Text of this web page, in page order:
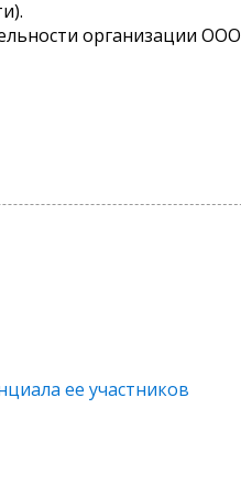
организации OOO
ее участников